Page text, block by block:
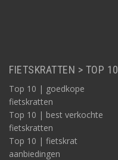
FIETSKRATTEN > TOP 10
Top 10 | goedkope
fietskratten
Top 10 | best verkochte
fietskratten
Top 10 | fietskrat
aanbiedingen